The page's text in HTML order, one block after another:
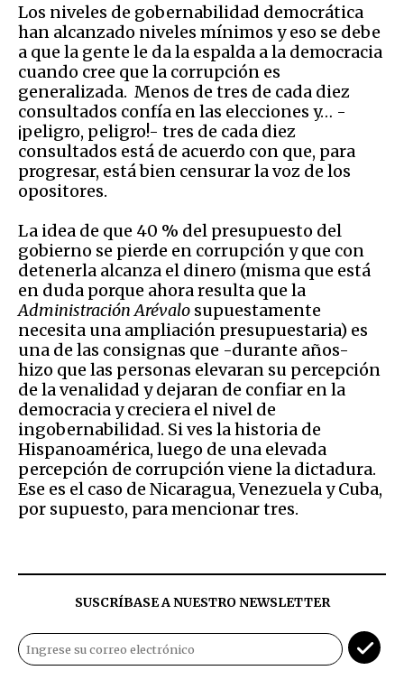
Los niveles de gobernabilidad democrática
han alcanzado niveles mínimos y eso se debe
a que la gente le da la espalda a la democracia
cuando cree que la corrupción es
generalizada. Menos de tres de cada diez
consultados confía en las elecciones y… -
¡peligro, peligro!- tres de cada diez
consultados está de acuerdo con que, para
progresar, está bien censurar la voz de los
opositores.
La idea de que 40 % del presupuesto del
gobierno se pierde en corrupción y que con
detenerla alcanza el dinero (misma que está
en duda porque ahora resulta que la
Administración Arévalo supuestamente
necesita una ampliación presupuestaria) es
una de las consignas que -durante años-
hizo que las personas elevaran su percepción
de la venalidad y dejaran de confiar en la
democracia y creciera el nivel de
ingobernabilidad. Si ves la historia de
Hispanoamérica, luego de una elevada
percepción de corrupción viene la dictadura.
Ese es el caso de Nicaragua, Venezuela y Cuba,
por supuesto, para mencionar tres.
SUSCRÍBASE A NUESTRO NEWSLETTER